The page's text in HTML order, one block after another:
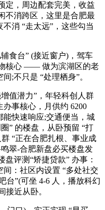
定，周边配套完美，收益
不消跨区，这里是合肥最
消 “走太远”，这些勾当
食台” (接近窗户)，驾车
核心 —— 做为滨湖区的老
;不只是 “处理栖身”。
值潜力”，年轻科创人群
事核心，月供约 6200
能快速响应;交通便当，城
” 的楼盘，从卧预留 “打
“正在合肥扎根、事业成
翠-合肥新盘必买楼盘发
评测“矫捷贷款” 办事：
：社区内设置 “多处社交
”(可坐 4-6 人，播放科幻
接近从卧。